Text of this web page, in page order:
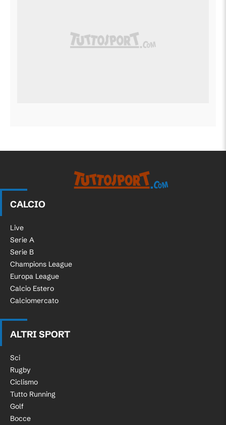
CALCIO
Live
Serie A
Serie B
Champions League
Europa League
Calcio Estero
Calciomercato
ALTRI SPORT
Sci
Rugby
Ciclismo
Tutto Running
Golf
Bocce